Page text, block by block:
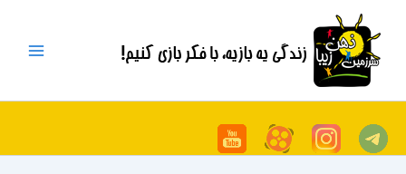
محتوا
Menu
پیمایش
نوشته